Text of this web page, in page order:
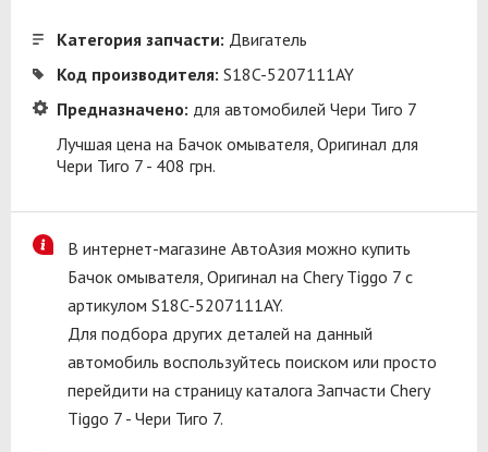
Категория запчасти: Двигатель
Код производителя: S18C-5207111AY
Предназначено: для автомобилей Чери Тиго 7
Лучшая цена на Бачок омывателя, Оригинал для
Чери Тиго 7 - 408 грн.
В интернет-магазине АвтоАзия можно купить
Бачок омывателя, Оригинал на Chery Tiggo 7 с
артикулом S18C-5207111AY.
Для подбора других деталей на данный
автомобиль воспользуйтесь поиском или просто
перейдити на страницу каталога Запчасти Chery
Tiggo 7 - Чери Тиго 7.